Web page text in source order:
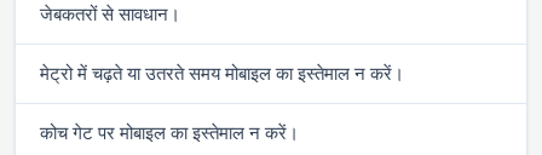
जेबकतरों से सावधान।
मेट्रो में चढ़ते या उतरते समय मोबाइल का इस्तेमाल न करें।
कोच गेट पर मोबाइल का इस्तेमाल न करें।